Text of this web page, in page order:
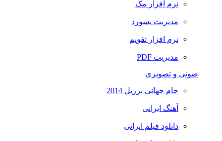
نرم افزار مک
مدیریت پسورد
نرم افزار تقویم
مدیریت PDF
صوتی و تصویری
جام جهانی برزیل 2014
آهنگ ایرانی
دانلود فیلم ایرانی